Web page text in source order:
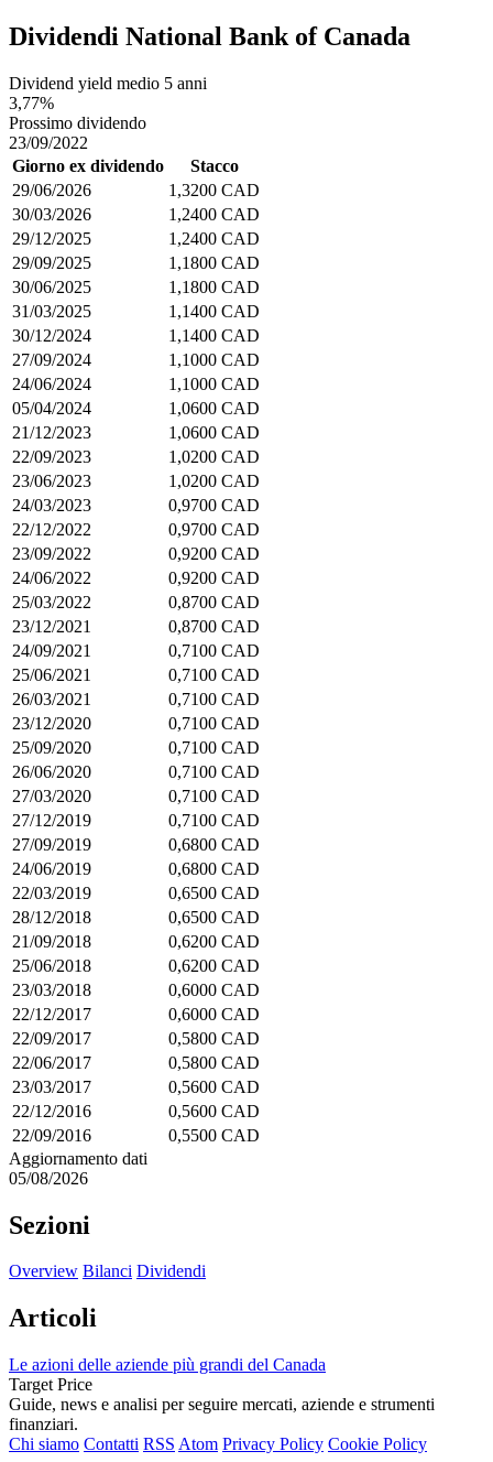
Dividendi National Bank of Canada
Dividend yield medio 5 anni
3,77%
Prossimo dividendo
23/09/2022
Giorno ex dividendo
Stacco
29/06/2026
1,3200 CAD
30/03/2026
1,2400 CAD
29/12/2025
1,2400 CAD
29/09/2025
1,1800 CAD
30/06/2025
1,1800 CAD
31/03/2025
1,1400 CAD
30/12/2024
1,1400 CAD
27/09/2024
1,1000 CAD
24/06/2024
1,1000 CAD
05/04/2024
1,0600 CAD
21/12/2023
1,0600 CAD
22/09/2023
1,0200 CAD
23/06/2023
1,0200 CAD
24/03/2023
0,9700 CAD
22/12/2022
0,9700 CAD
23/09/2022
0,9200 CAD
24/06/2022
0,9200 CAD
25/03/2022
0,8700 CAD
23/12/2021
0,8700 CAD
24/09/2021
0,7100 CAD
25/06/2021
0,7100 CAD
26/03/2021
0,7100 CAD
23/12/2020
0,7100 CAD
25/09/2020
0,7100 CAD
26/06/2020
0,7100 CAD
27/03/2020
0,7100 CAD
27/12/2019
0,7100 CAD
27/09/2019
0,6800 CAD
24/06/2019
0,6800 CAD
22/03/2019
0,6500 CAD
28/12/2018
0,6500 CAD
21/09/2018
0,6200 CAD
25/06/2018
0,6200 CAD
23/03/2018
0,6000 CAD
22/12/2017
0,6000 CAD
22/09/2017
0,5800 CAD
22/06/2017
0,5800 CAD
23/03/2017
0,5600 CAD
22/12/2016
0,5600 CAD
22/09/2016
0,5500 CAD
Aggiornamento dati
05/08/2026
Sezioni
Overview Bilanci Dividendi
Articoli
Le azioni delle aziende più grandi del Canada
Target Price
Guide, news e analisi per seguire mercati, aziende e strumenti
finanziari.
Chi siamo Contatti RSS Atom Privacy Policy Cookie Policy